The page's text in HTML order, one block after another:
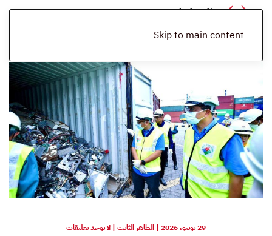
Skip to main content
29 يونيو، 2026 | الطاهر الثابت | لا توجد تعليقاتعلى